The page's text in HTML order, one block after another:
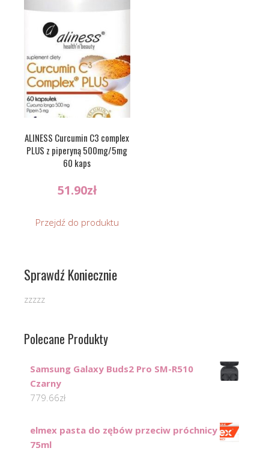
ALINESS Curcumin C3 complex
PLUS z piperyną 500mg/5mg
60 kaps
51.90zł
Przejdź do produktu
Sprawdź Koniecznie
zzzzz
Polecane Produkty
Samsung Galaxy Buds2 Pro SM-R510
Czarny
779.66zł
elmex pasta do zębów przeciw próchnicy
75ml